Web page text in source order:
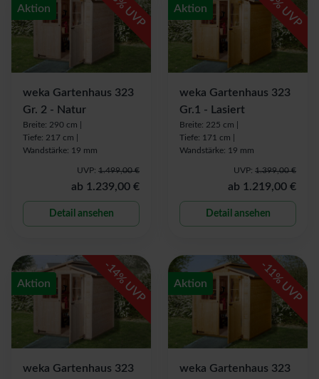
Aktion % UVP
weka Gartenhaus 323
Gr. 2 - Natur
Breite: 290 cm |
Tiefe: 217 cm |
Wandstärke: 19 mm
UVP: 1.499,00 €
ab 1.239,00 €
Detail ansehen
Aktion % UVP
weka Gartenhaus 323
Gr.1 - Lasiert
Breite: 225 cm |
Tiefe: 171 cm |
Wandstärke: 19 mm
UVP: 1.399,00 €
ab 1.219,00 €
Detail ansehen
Aktion
-
14
% UVP
weka Gartenhaus 323
Aktion
-
11
% UVP
weka Gartenhaus 323